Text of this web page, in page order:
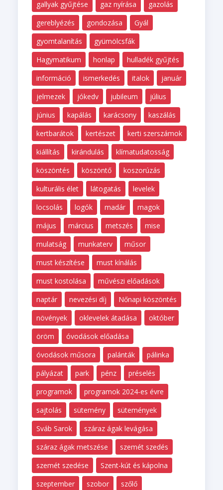
gallyak gyűjtése
gaz nyírása
gazolás
gereblyézés
gondozása
Gyál
gyomtalanítás
gyümölcsfák
Hagymatikum
honlap
hulladék gyűjtés
információ
ismerkedés italok
január
jelmezek
jókedv jubileum
július
június
kapálás karácsony
kaszálás
kertbarátok
kertészet
kerti szerszámok
kiállítás
kirándulás
klímatudatosság
köszöntés
köszöntő
koszorúzás
kulturális élet
látogatás
levelek
locsolás
logók madár
magok
május
március metszés
mise
mulatság
munkaterv
műsor
must készítése
must kínálás
must kostolása
művészi előadások
naptár
nevezési díj
Nőnapi köszöntés
növények
oklevelek átadása
október
öröm
óvodások előadása
óvodások műsora
palánták
pálinka
pályázat
park pénz
préselés
programok
programok 2024-es évre
sajtolás
sütemény
sütemények
Sváb Sarok
száraz ágak levágása
száraz ágak metszése
szemét szedés
szemét szedése
Szent-kút és kápolna
szeptember
szobor
szőlő